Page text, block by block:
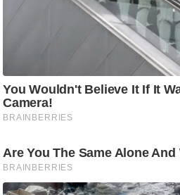
B
r
e
k
i
n